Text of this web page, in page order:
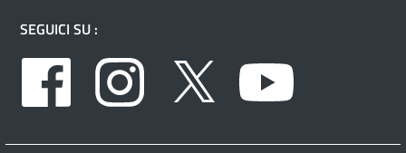
SEGUICI SU :
Facebook
Instagram Twitter